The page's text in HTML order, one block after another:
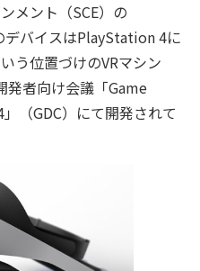
メント（SCE）の
デバイスはPlayStation 4に
う位置づけのVRマシン
発者向け会議「Game
（GDC）にて開発されて